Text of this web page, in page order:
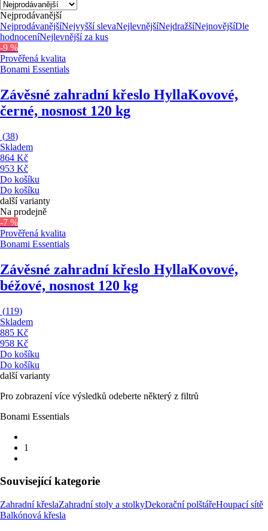
Nejprodávanější
NejprodávanějšíNejvyšší slevaNejlevnějšíNejdražšíNejnovějšíDle
hodnoceníNejlevnější za kus
-9 %
Prověřená kvalita
Bonami Essentials
Závěsné zahradní křeslo HyllaKovové,
černé, nosnost 120 kg
(38)
Skladem
864 Kč
953 Kč
Do košíku
Do košíku
další varianty
Na prodejně
-7 %
Prověřená kvalita
Bonami Essentials
Závěsné zahradní křeslo HyllaKovové,
béžové, nosnost 120 kg
(119)
Skladem
885 Kč
958 Kč
Do košíku
Do košíku
další varianty
Pro zobrazení více výsledků odeberte některý z filtrů
Bonami Essentials
1
Související kategorie
Zahradní křeslaZahradní stoly a stolkyDekorační polštářeHoupací sítě
Balkónová křesla